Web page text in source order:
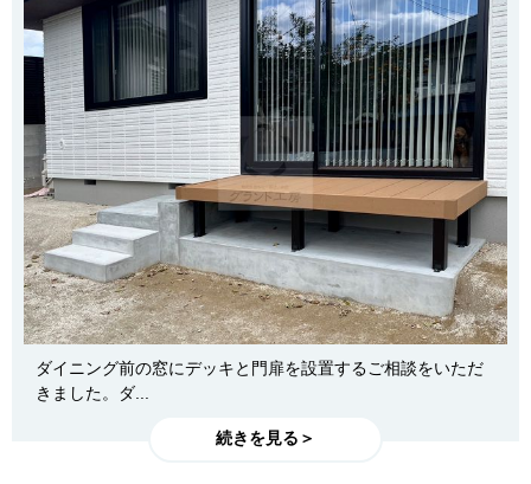
ダイニング前の窓にデッキと門扉を設置するご相談をいただ
きました。ダ...
続きを見る＞